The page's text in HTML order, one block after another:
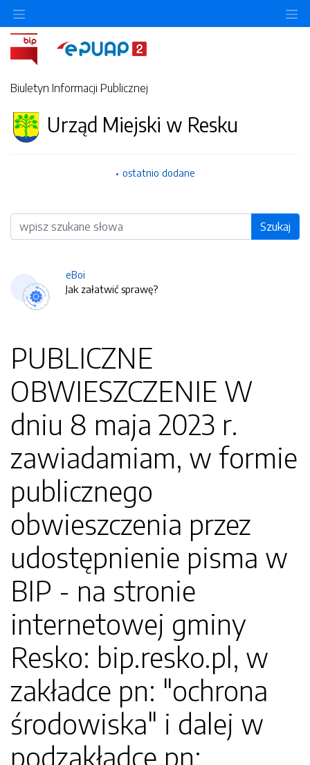
Biuletyn Informacji Publicznej
Urząd Miejski w Resku
ostatnio dodane
Wyszukiwarka Szukaj
eBoi
Jak załatwić sprawę?
PUBLICZNE
OBWIESZCZENIE W
dniu 8 maja 2023 r.
zawiadamiam, w formie
publicznego
obwieszczenia przez
udostępnienie pisma w
BIP - na stronie
internetowej gminy
Resko: bip.resko.pl, w
zakładce pn: "ochrona
środowiska" i dalej w
podzakładce pn: